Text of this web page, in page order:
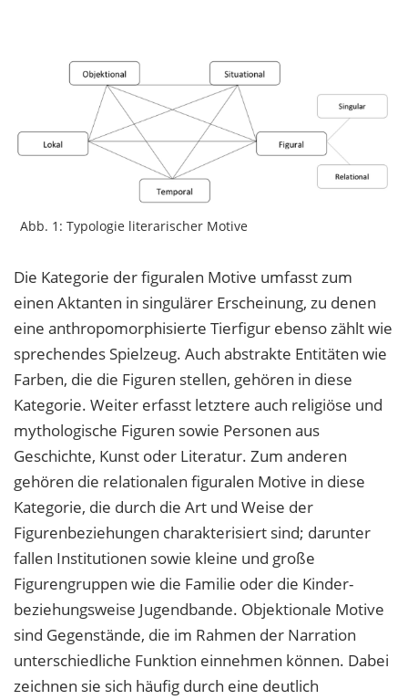
Abb. 1: Typologie literarischer Motive
Die Kategorie der figuralen Motive umfasst zum
einen Aktanten in singulärer Erscheinung, zu denen
eine anthropomorphisierte Tierfigur ebenso zählt wie
sprechendes Spielzeug. Auch abstrakte Entitäten wie
Farben, die die Figuren stellen, gehören in diese
Kategorie. Weiter erfasst letztere auch religiöse und
mythologische Figuren sowie Personen aus
Geschichte, Kunst oder Literatur. Zum anderen
gehören die relationalen figuralen Motive in diese
Kategorie, die durch die Art und Weise der
Figurenbeziehungen charakterisiert sind; darunter
fallen Institutionen sowie kleine und große
Figurengruppen wie die Familie oder die Kinder-
beziehungsweise Jugendbande. Objektionale Motive
sind Gegenstände, die im Rahmen der Narration
unterschiedliche Funktion einnehmen können. Dabei
zeichnen sie sich häufig durch eine deutlich